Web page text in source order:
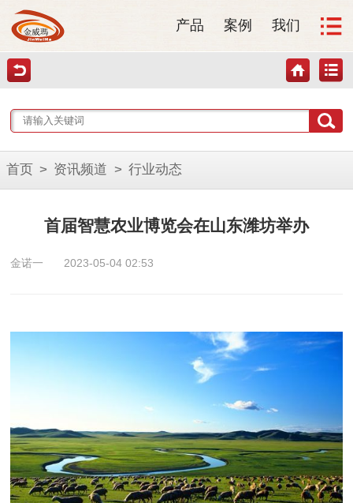
产品 案例 我们
首页 > 资讯频道 > 行业动态
首届智慧农业博览会在山东潍坊举办
金诺一 2023-05-04 02:53